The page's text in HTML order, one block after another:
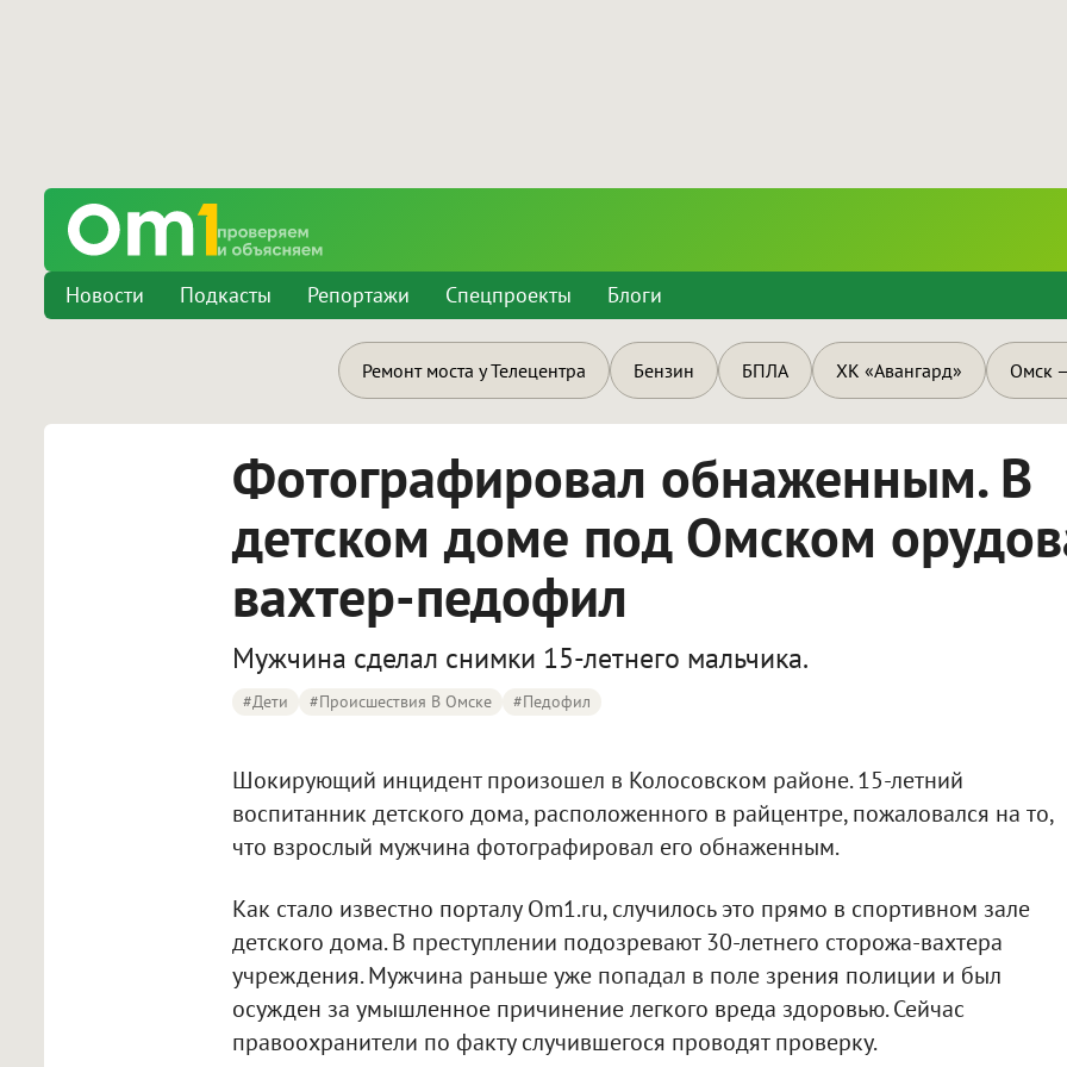
Новости Подкасты Репортажи Спецпроекты Блоги
Ремонт моста у Телецентра Бензин БПЛА ХК «Авангард» Омск
Фотографировал обнаженным. В
детском доме под Омском
вахтер-педофил
Мужчина сделал снимки 15-летнего мальчика.
#дети #Происшествия В Омске #педофил
Шокирующий инцидент произошел в Колосовском районе. 15-летний
воспитанник детского дома, расположенного в райцентре, пожаловался на то,
что взрослый мужчина фотографировал его обнаженным.
Как стало известно порталуOm1.ru, случилось это прямо в спортивном зале
детского дома. В преступлении подозревают 30-летнего сторожа-вахтера
учреждения. Мужчина раньше уже попадал в поле зрения полиции и был
осужден за умышленное причинение легкого вреда здоровью. Сейчас
правоохранители по факту случившегося проводят проверку.